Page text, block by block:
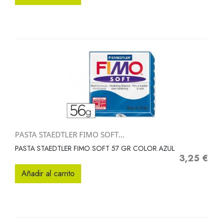
PASTA STAEDTLER FIMO SOFT...
PASTA STAEDTLER FIMO SOFT 57 GR COLOR AZUL
Precio
3,25 €
Añadir al carrito